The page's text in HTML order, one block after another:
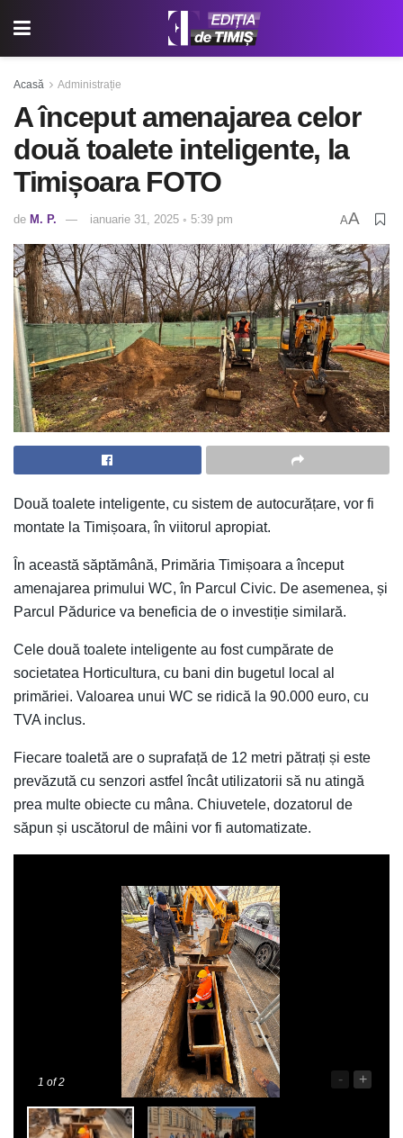
Acasă Administrație
A început amenajarea celor
două toalete inteligente, la
Timișoara FOTO
de M. P. ianuarie 31, 2025 ◦ 5:39 pm AA
Două toalete inteligente, cu sistem de autocurățare, vor fi
montate la Timișoara, în viitorul apropiat.
În această săptămână, Primăria Timișoara a început
amenajarea primului WC, în Parcul Civic. De asemenea, și
Parcul Pădurice va beneficia de o investiție similară.
Cele două toalete inteligente au fost cumpărate de
societatea Horticultura, cu bani din bugetul local al
primăriei. Valoarea unui WC se ridică la 90.000 euro, cu
TVA inclus.
Fiecare toaletă are o suprafață de 12 metri pătrați și este
prevăzută cu senzori astfel încât utilizatorii să nu atingă
prea multe obiecte cu mâna. Chiuvetele, dozatorul de
săpun și uscătorul de mâini vor fi automatizate.
1 of 2 - +